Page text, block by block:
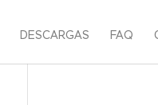
DESCARGAS FAQ